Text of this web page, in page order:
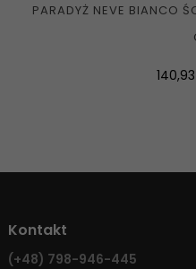
PARADYŻ NEVE BIANCO
Cena
140,93
Kontakt
(+48) 798-946-445